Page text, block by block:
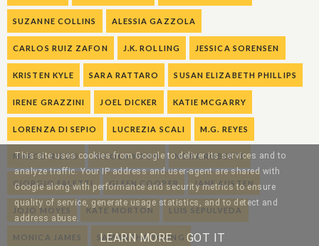
SUZANNE COLLINS ALESSIA GAZZOLA
CARLOS RUIZ ZAFON J.K. ROLLING JESSICA SORENSEN
KRISTEN KYLE SARA RATTARO SUSAN ELIZABETH PHILLIPS
IRENE GRAZZINI JOEL DICKER KATIE MCGARRY
LORENZA DI SEPIO LUCREZIA SCALI M.G. REYES
MARCO RIZZO NICOLA YOON NORA ROBERTS
GIORGIO FALETTI GLEEN COOPER JANE AUSTEN
JOJO MOYES KATE MORTON LUIS SEPULVEDA
MONICA JAMES SAMANTHA YOUNG
This site uses cookies from Google to deliver its services and to
analyze traffic. Your IP address and user-agent are shared with
Google along with performance and security metrics to ensure
quality of service, generate usage statistics, and to detect and
address abuse.
LEARN MORE GOT IT